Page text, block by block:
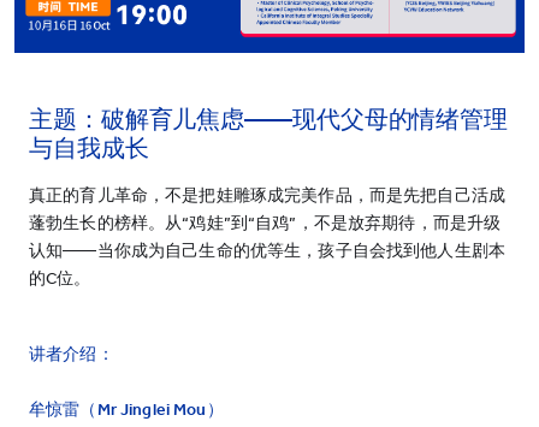
主题： 破解育儿焦虑——现代父母的情绪管理
与自我成长
真正的育儿革命，不是把娃雕琢成完美作品，而是先把自己活成
蓬勃生长的榜样。从“鸡娃”到“自鸡”，不是放弃期待，而是升级
认知——当你成为自己生命的优等生，孩子自会找到他人生剧本
的C位。
讲者介绍：
牟惊雷（Mr Jinglei Mou）